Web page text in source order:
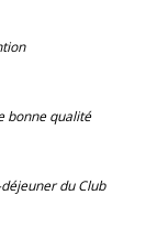
bonne qualité
duClub